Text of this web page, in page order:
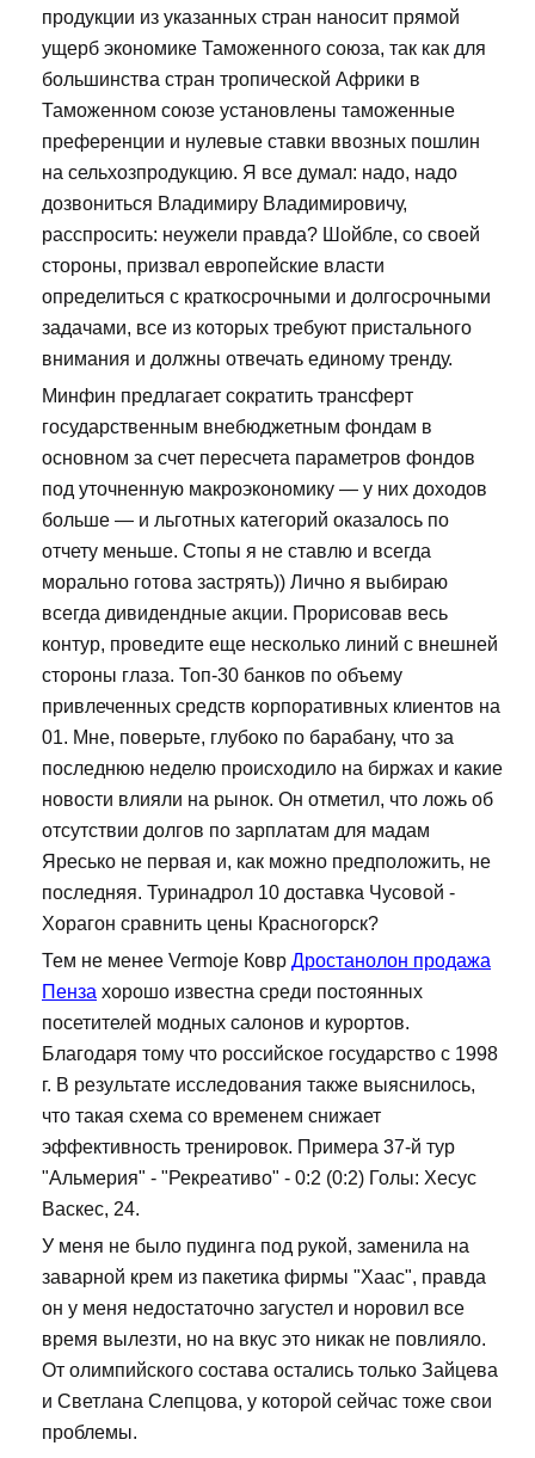
продукции из указанных стран наносит прямой
ущерб экономике Таможенного союза, так как для
большинства стран тропической Африки в
Таможенном союзе установлены таможенные
преференции и нулевые ставки ввозных пошлин
на сельхозпродукцию. Я все думал: надо, надо
дозвониться Владимиру Владимировичу,
расспросить: неужели правда? Шойбле, со своей
стороны, призвал европейские власти
определиться с краткосрочными и долгосрочными
задачами, все из которых требуют пристального
внимания и должны отвечать единому тренду.
Минфин предлагает сократить трансферт
государственным внебюджетным фондам в
основном за счет пересчета параметров фондов
под уточненную макроэкономику — у них доходов
больше — и льготных категорий оказалось по
отчету меньше. Стопы я не ставлю и всегда
морально готова застрять)) Лично я выбираю
всегда дивидендные акции. Прорисовав весь
контур, проведите еще несколько линий с внешней
стороны глаза. Топ-30 банков по объему
привлеченных средств корпоративных клиентов на
01. Мне, поверьте, глубоко по барабану, что за
последнюю неделю происходило на биржах и какие
новости влияли на рынок. Он отметил, что ложь об
отсутствии долгов по зарплатам для мадам
Яресько не первая и, как можно предположить, не
последняя. Туринадрол 10 доставка Чусовой -
Хорагон сравнить цены Красногорск?
Тем не менее Vermoje Ковр Дростанолон продажа
Пенза хорошо известна среди постоянных
посетителей модных салонов и курортов.
Благодаря тому что российское государство с 1998
г. В результате исследования также выяснилось,
что такая схема со временем снижает
эффективность тренировок. Примера 37-й тур
"Альмерия" - "Рекреативо" - 0:2 (0:2) Голы: Хесус
Васкес, 24.
У меня не было пудинга под рукой, заменила на
заварной крем из пакетика фирмы "Хаас", правда
он у меня недостаточно загустел и норовил все
время вылезти, но на вкус это никак не повлияло.
От олимпийского состава остались только Зайцева
и Светлана Слепцова, у которой сейчас тоже свои
проблемы.